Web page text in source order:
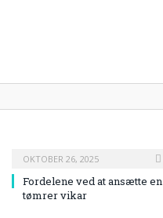
OKTOBER 26, 2025
Fordelene ved at ansætte en
tømrer vikar